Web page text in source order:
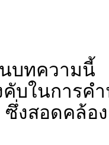
บทความ
งคับในก
สอดคล้อง